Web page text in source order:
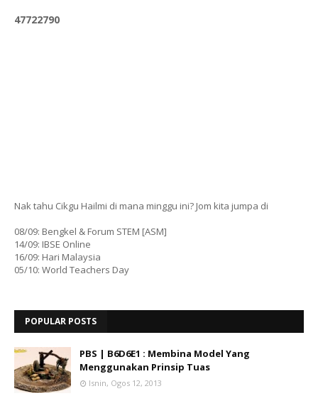
47722790
Nak tahu Cikgu Hailmi di mana minggu ini? Jom kita jumpa di
08/09: Bengkel & Forum STEM [ASM]
14/09: IBSE Online
16/09: Hari Malaysia
05/10: World Teachers Day
POPULAR POSTS
PBS | B6D6E1 : Membina Model Yang
Menggunakan Prinsip Tuas
Isnin, Ogos 12, 2013